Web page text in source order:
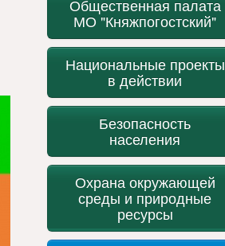
Общественная палата
МО "Княжпогостский"
Национальные проекты
в действии
Безопасность
населения
Охрана окружающей
среды и природные
ресурсы